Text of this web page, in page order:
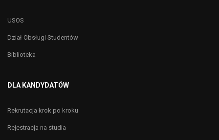
USOS
Dział Obsługi Studentów
Biblioteka
DLA KANDYDATÓW
Rekrutacja krok po kroku
Rejestracja na studia